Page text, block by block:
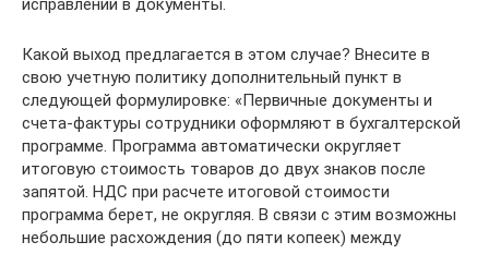
исправлений в документы.
Какой выход предлагается в этом случае? Внесите в
свою учетную политику дополнительный пункт в
следующей формулировке: «Первичные документы и
счета-фактуры сотрудники оформляют в бухгалтерской
программе. Программа автоматически округляет
итоговую стоимость товаров до двух знаков после
запятой. НДС при расчете итоговой стоимости
программа берет, не округляя. В связи с этим возможны
небольшие расхождения (до пяти копеек) между